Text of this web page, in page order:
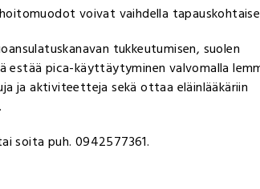
voivat vaihdella
tukkeutumisen, suolen
estää pica-käyttäytyminen valvomalla
ja aktiviteetteja sekä ottaa eläinlääkäriin
soita puh. 0942577361.